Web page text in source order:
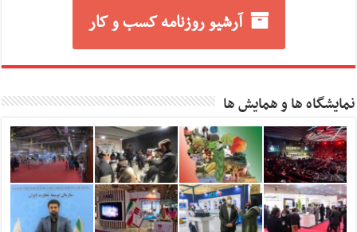
آرشیو روزنامه کسب و کار
نمایشگاه ها و همایش ها